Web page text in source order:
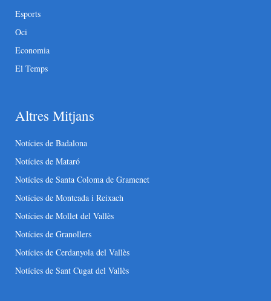
Esports
Oci
Economia
El Temps
Altres Mitjans
Notícies de Badalona
Notícies de Mataró
Notícies de Santa Coloma de Gramenet
Notícies de Montcada i Reixach
Notícies de Mollet del Vallès
Notícies de Granollers
Notícies de Cerdanyola del Vallès
Notícies de Sant Cugat del Vallès